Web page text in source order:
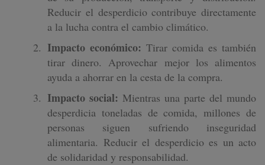
Reducir el desperdicio contribuye directamente
a la lucha contra el cambio climático.
Impacto económico: Tirar comida es también
tirar dinero. Aprovechar mejor los alimentos
ayuda a ahorrar en la cesta de la compra.
Impacto social: Mientras una parte del mundo
desperdicia toneladas de comida, millones de
personas siguen sufriendo inseguridad
alimentaria. Reducir el desperdicio es un acto
de solidaridad y responsabilidad.